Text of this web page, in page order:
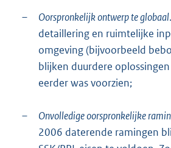
– Oorspronkelijk ontwerp te globaal
detaillering en ruimtelijke
omgeving (bijvoorbeeld
blijken duurdere
eerder was voorzien;
– Onvolledige oorspronkelijke
2006 daterende ramingen